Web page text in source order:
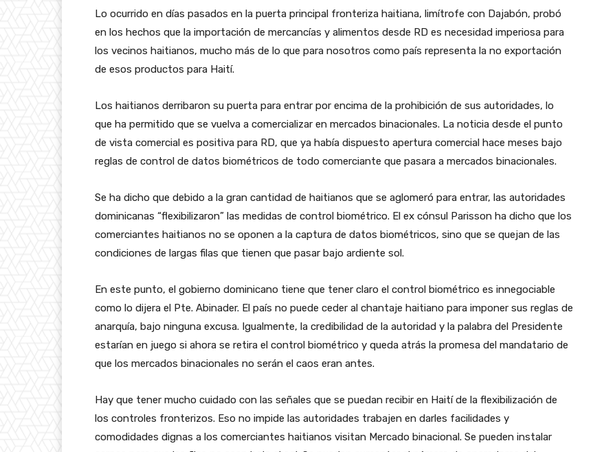
Lo ocurrido en días pasados en la puerta principal fronteriza haitiana, limítrofe con Dajabón, probó
en los hechos que la importación de mercancías y alimentos desde RD es necesidad imperiosa para
los vecinos haitianos, mucho más de lo que para nosotros como país representa la no exportación
de esos productos para Haití.
Los haitianos derribaron su puerta para entrar por encima de la prohibición de sus autoridades, lo
que ha permitido que se vuelva a comercializar en mercados binacionales. La noticia desde el punto
de vista comercial es positiva para RD, que ya había dispuesto apertura comercial hace meses bajo
reglas de control de datos biométricos de todo comerciante que pasara a mercados binacionales.
Se ha dicho que debido a la gran cantidad de haitianos que se aglomeró para entrar, las autoridades
dominicanas “flexibilizaron” las medidas de control biométrico. El ex cónsul Parisson ha dicho que los
comerciantes haitianos no se oponen a la captura de datos biométricos, sino que se quejan de las
condiciones de largas filas que tienen que pasar bajo ardiente sol.
En este punto, el gobierno dominicano tiene que tener claro el control biométrico es innegociable
como lo dijera el Pte. Abinader. El país no puede ceder al chantaje haitiano para imponer sus reglas de
anarquía, bajo ninguna excusa. Igualmente, la credibilidad de la autoridad y la palabra del Presidente
estarían en juego si ahora se retira el control biométrico y queda atrás la promesa del mandatario de
que los mercados binacionales no serán el caos eran antes.
Hay que tener mucho cuidado con las señales que se puedan recibir en Haití de la flexibilización de
los controles fronterizos. Eso no impide las autoridades trabajen en darles facilidades y
comodidades dignas a los comerciantes haitianos visitan Mercado binacional. Se pueden instalar